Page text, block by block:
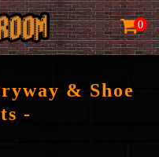
0
& Shoe
-